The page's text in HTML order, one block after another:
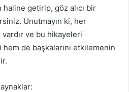
getirip, göz alıcı bir
Unutmayın ki, her
ve bu hikayeleri
de başkalarını etkilemenin